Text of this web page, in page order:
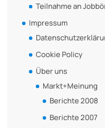
Teilnahme an
Impressum
Cookie Policy
Über uns
Markt+Meinung
Berichte 2008
Berichte 2007